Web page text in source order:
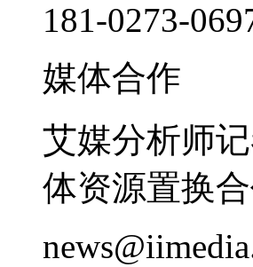
181-0273-
媒体合作
艾媒分析师
体资源置换合